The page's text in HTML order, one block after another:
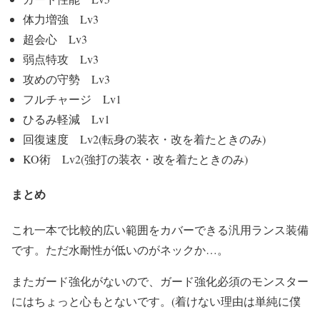
体力増強 Lv3
超会心 Lv3
弱点特攻 Lv3
攻めの守勢 Lv3
フルチャージ Lv1
ひるみ軽減 Lv1
回復速度 Lv2(転身の装衣・改を着たときのみ)
KO術 Lv2(強打の装衣・改を着たときのみ)
まとめ
これ一本で比較的広い範囲をカバーできる汎用ランス装備
です。ただ水耐性が低いのがネックか…。
またガード強化がないので、ガード強化必須のモンスター
にはちょっと心もとないです。(着けない理由は単純に僕